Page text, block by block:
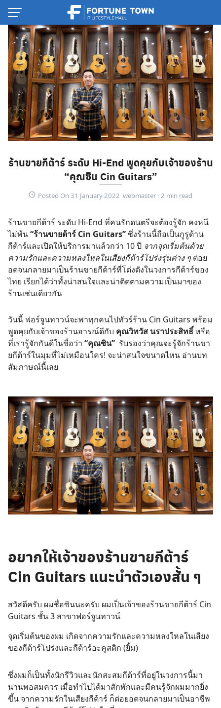
Skip
content
Thai
English
ร้านขายกีต้าร์ ระดับ Hi-End พูดคุยกับเจ้าของร้าน
“คุณซิน Cin Guitars”
Posted On 31 January 2022 webmaster ·
ร้านขายกีต้าร์ ระดับ Hi-End ที่คนรักดนตรีจะต้องรู้จัก คงหนี
ไม่พ้น“ร้านขายต้าร์ Cin Guitars”ซึ่งร้านนี้ถือเป็นกูรูด้าน
กีต้าร์และเปิดให้บริการมาแล้วกว่า 10 ปี จากจุดเริ่มต้นด้วย
ความรักและความหลงใหลในเสียงกีต้าร์โปร่งรุ่นต่าง ๆ ต่อย
อดจนกลายมาเป็นร้านขายกีต้าร์ที่โด่งดังในวงการกีต้าร์ของ
ไทย เรียกได้ว่าทั้งน่าสนใจและน่าติดตามความเป็นมาของ
ร้านเช่นเดียวกัน
วันนี้ ฟอร์จูนทาวน์จะพาทุกคนไปทัวร์ร้าน Cin Guitars พร้อม
พูดคุยกับเจ้าของร้านอารณ์ดีกับ คุณวิทวัส นราประสิทธิ์หรือ
ที่เรารู้จักกันดีในชื่อว่า “คุณซิน” รับรองว่าคุณจะรู้จักร้านขา
ยกีต้าร์ในมุมที่ไม่เหมือนใคร! จะน่าสนใจขนาดไหน อ่านบท
สัมภาษณ์นี้เลย
อยากให้เจ้าของร้านขายกีต้าร์
Cin Guitars แนะนำตัวเองสั้น ๆ
สวัสดีครับ ผมชื่อซินนะครับ ผมเป็นเจ้าของร้านขายกีต้าร์ Cin
Guitars ชั้น 3 สาขาฟอร์จูนทาวน์
จุดเริ่มต้นของผม เกิดจากความรักและความหลงใหลในเสียง
ของกีต้าร์โปร่งและกีต้าร์อะคูสติก (ยิ้ม)
ซึ่งผมก็เป็นทั้งนักรีวิวและนักสะสมกีต้าร์ที่อยู่ในวงการนี้มา
นานพอสมควร เมื่อทำไปได้มาสักพักและมีคนรู้จักผมมากยิ่ง
ขึ้น จากความรักในเสียงกีต้าร์ ก็ต่อยอดจนกลายมาเป็นอาชีพ